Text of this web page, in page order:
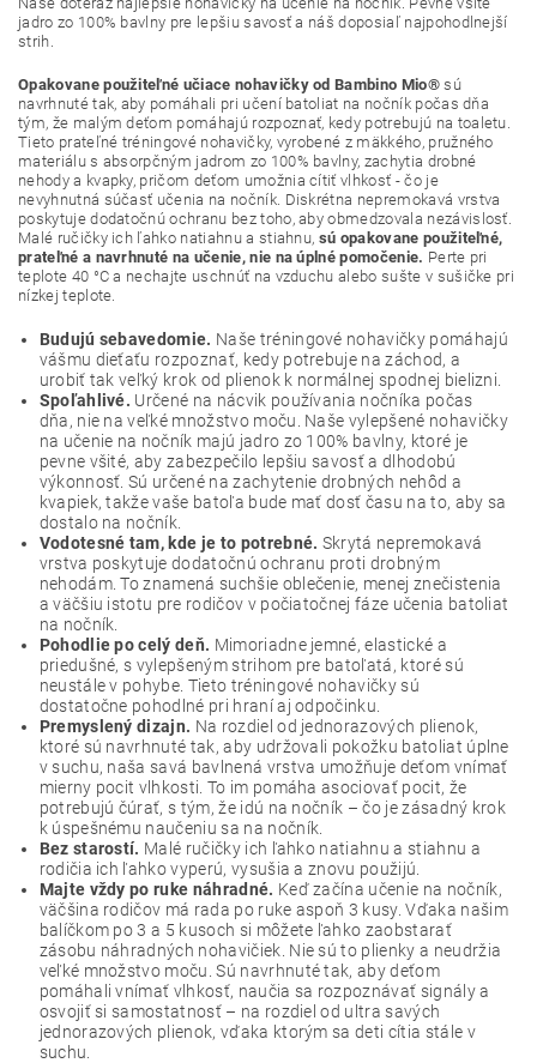
jadro zo 100% bavlny pre lepšiu savosť a náš doposiaľ najpohodlnejší
strih.
Opakovane použiteľné učiace nohavičky od Bambino Mio®sú
navrhnuté tak, aby pomáhali pri učení batoliat na nočník počas dňa
tým, že malým deťom pomáhajú rozpoznať, kedy potrebujú na toaletu.
Tieto prateľné tréningové nohavičky, vyrobené z mäkkého, pružného
materiálu s absorpčným jadrom zo 100% bavlny, zachytia drobné
nehody a kvapky, pričom deťom umožnia cítiť vlhkosť - čo je
nevyhnutná súčasť učenia na nočník. Diskrétna nepremokavá vrstva
poskytuje dodatočnú ochranu bez toho, aby obmedzovala nezávislosť.
Malé ručičky ich ľahko natiahnu a stiahnu, sú opakovane použiteľné,
prateľné a navrhnuté na učenie, nie na úplné pomočenie. Perte pri
teplote 40 °C a nechajte uschnúť na vzduchu alebo sušte v sušičke pri
nízkej teplote.
Budujú sebavedomie. Naše tréningové nohavičky pomáhajú
vášmu dieťaťu rozpoznať, kedy potrebuje na záchod, a
urobiť tak veľký krok od plienok k normálnej spodnej bielizni.
Spoľahlivé. Určené na nácvik používania nočníka počas
dňa, nie na veľké množstvo moču. Naše vylepšené nohavičky
na učenie na nočník majú jadro zo 100% bavlny, ktoré je
pevne všité, aby zabezpečilo lepšiu savosť a dlhodobú
výkonnosť. Sú určené na zachytenie drobných nehôd a
kvapiek, takže vaše batoľa bude mať dosť času na to, aby sa
dostalo na nočník.
Vodotesné tam, kde je to potrebné. Skrytá nepremokavá
vrstva poskytuje dodatočnú ochranu proti drobným
nehodám. To znamená suchšie oblečenie, menej znečistenia
a väčšiu istotu pre rodičov v počiatočnej fáze učenia batoliat
na nočník.
Pohodlie po celý deň. Mimoriadne jemné, elastické a
priedušné, s vylepšeným strihom pre batoľatá, ktoré sú
neustále v pohybe. Tieto tréningové nohavičky sú
dostatočne pohodlné pri hraní aj odpočinku.
Premyslený dizajn. Na rozdiel od jednorazových plienok,
ktoré sú navrhnuté tak, aby udržovali pokožku batoliat úplne
v suchu, naša savá bavlnená vrstva umožňuje deťom vnímať
mierny pocit vlhkosti. To im pomáha asociovať pocit, že
potrebujú čúrať, s tým, že idú na nočník – čo je zásadný krok
k úspešnému naučeniu sa na nočník.
Bez starostí. Malé ručičky ich ľahko natiahnu a stiahnu a
rodičia ich ľahko vyperú, vysušia a znovu použijú.
Majte vždy po ruke náhradné. Keď začína učenie na nočník,
väčšina rodičov má rada po ruke aspoň 3 kusy. Vďaka našim
balíčkom po 3 a 5 kusoch si môžete ľahko zaobstarať
zásobu náhradných nohavičiek. Nie sú to plienky a neudržia
veľké množstvo moču. Sú navrhnuté tak, aby deťom
pomáhali vnímať vlhkosť, naučia sa rozpoznávať signály a
osvojiť si samostatnosť – na rozdiel od ultra savých
jednorazových plienok, vďaka ktorým sa deti cítia stále v
suchu.